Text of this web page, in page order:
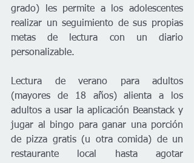
grado) les permite a los adolescentes
realizar un seguimiento de sus propias
metas de lectura con un diario
personalizable.
Lectura de verano para adultos
(mayores de 18 años) alienta a los
adultos a usar la aplicación Beanstack y
jugar al bingo para ganar una porción
de pizza gratis (u otra comida) de un
restaurante local hasta agotar